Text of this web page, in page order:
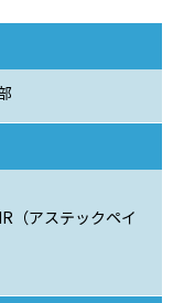
（アステックペイ